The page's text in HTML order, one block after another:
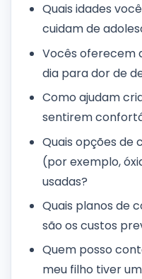
Quais idades
cuidam de
Vocês oferecem
dia para dor de
Como ajudam
sentirem
Quais opções de
(por exemplo,
usadas?
Quais planos de
são os custos
Quem posso
meu filho tiver